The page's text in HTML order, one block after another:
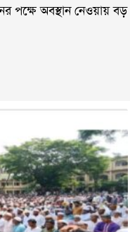
পক্ষে অবস্থান নেওয়ায় বড়